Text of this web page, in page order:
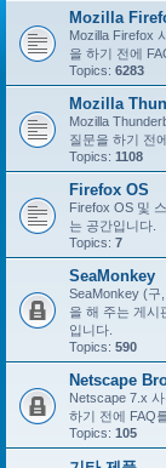
Mozilla
Mozilla Firefox
을 하기 전에
Topics: 6283
Mozilla
Mozilla
질문을 하기 전
Topics: 1108
Firefox OS
Firefox OS 및
는 공간입니다.
Topics: 7
SeaMonkey
SeaMonkey (구
을 해 주는 게시
입니다.
Topics: 590
Netscape
Netscape 7.x
하기 전에 FAQ
Topics: 105